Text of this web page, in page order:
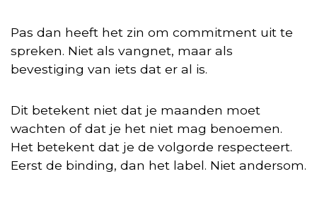
Pas dan heeft het zin om commitment uit te
spreken. Niet als vangnet, maar als
bevestiging van iets dat er al is.
Dit betekent niet dat je maanden moet
wachten of dat je het niet mag benoemen.
Het betekent dat je de volgorde respecteert.
Eerst de binding, dan het label. Niet andersom.